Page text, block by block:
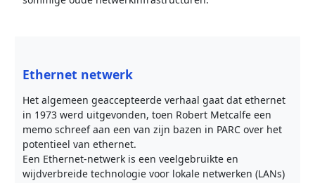
Ethernet netwerk
Het algemeen geaccepteerde verhaal gaat dat ethernet
in 1973 werd uitgevonden, toen Robert Metcalfe een
memo schreef aan een van zijn bazen in PARC over het
potentieel van ethernet.
Een Ethernet-netwerk is een veelgebruikte en
wijdverbreide technologie voor lokale netwerken (LANs)